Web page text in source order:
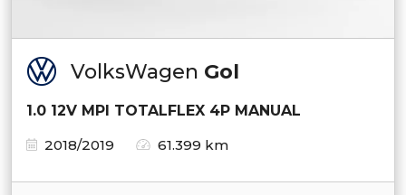
VolksWagen Gol
1.0 12V MPI TOTALFLEX 4P MANUAL
2018/2019
61.399 km